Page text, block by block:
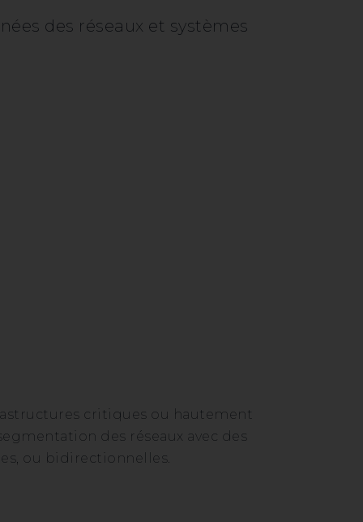
des réseaux et systèmes
critiques ou hautement
des réseaux avec des
ou bidirectionnelles.